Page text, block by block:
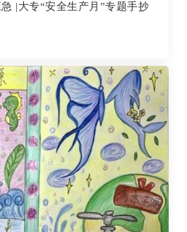
|大专“安全生产月”专题手抄